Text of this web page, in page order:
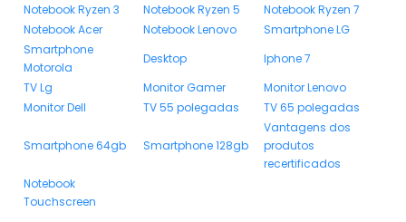
Notebook Ryzen 3
Notebook Ryzen 5
Notebook Ryzen 7
Notebook Acer
Notebook Lenovo
Smartphone LG
Smartphone
Motorola
Desktop
Iphone 7
TV Lg
Monitor Gamer
Monitor Lenovo
Monitor Dell
TV 55 polegadas TV 65 polegadas
Smartphone 64gb Smartphone 128gb
Vantagens dos
produtos
recertificados
Notebook
Touchscreen